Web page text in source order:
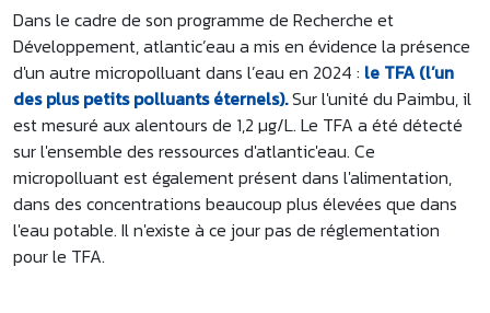
Dans le cadre de son programme de Recherche et
Développement, atlantic’eau a mis en évidence la présence
d'un autre micropolluant dans l’eau en 2024 : le TFA (l’un
des plus petits polluants éternels).Sur l'unité du Paimbu, il
est mesuré aux alentours de 1,2 µg/L. Le TFA a été détecté
sur l'ensemble des ressources d'atlantic'eau. Ce
micropolluant est également présent dans l'alimentation,
dans des concentrations beaucoup plus élevées que dans
l'eau potable. Il n'existe à ce jour pas de réglementation
pour le TFA.